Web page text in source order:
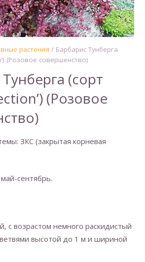
растения / Барбарис Тунберга
(Розовое совершенство)
(сорт
(Розовое
ЗКС (закрытая корневая
сентябрь.
с возрастом немного раскидистый
высотой до 1 м и шириной